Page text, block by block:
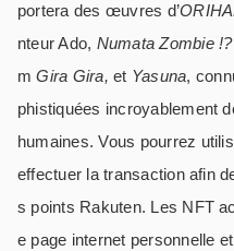
portera des œuvres d’
nteur Ado, Numata Zombie !?
mGira Gira,et Yasuna,
phistiquées incroyablement
humaines. Vous pourrez
effectuer la transaction afin
s points Rakuten. Les NFT
e page internet personnelle